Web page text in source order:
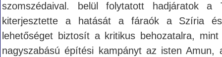
szomszédaival. belül folytatott hadjáratok
kiterjesztette a hatását a fáraók a Szíria
lehetőséget biztosít a kritikus behozatalra,
nagyszabású építési kampányt az isten